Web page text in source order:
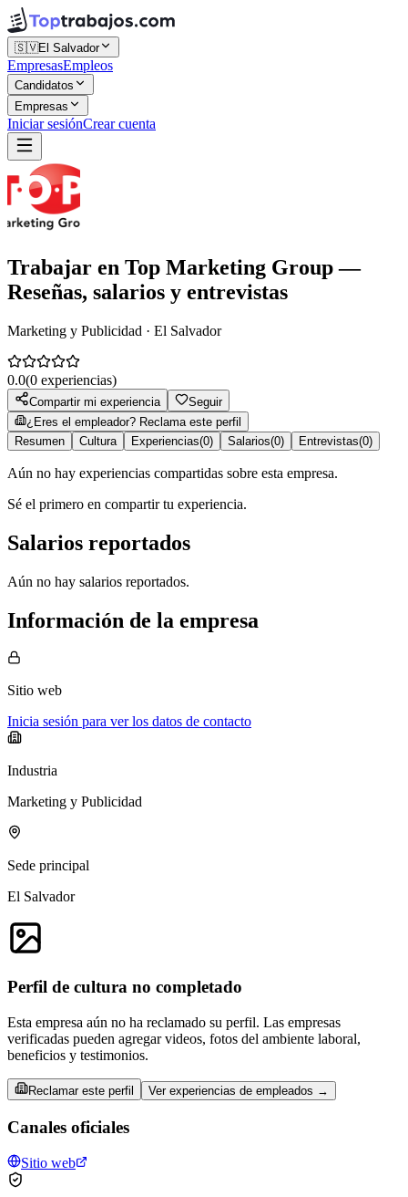
🇸🇻El Salvador
EmpresasEmpleos
Candidatos
Empresas
Iniciar sesiónCrear cuenta
Trabajar en Top Marketing Group—
Reseñas, salarios y entrevistas
Marketing y Publicidad · El Salvador
0.0(0 experiencias)
Compartir mi experiencia
Seguir
¿Eres el empleador? Reclama este perfil
Resumen
Cultura Experiencias(0) Salarios(0) Entrevistas(0)
Aún no hay experiencias compartidas sobre esta empresa.
Sé el primero en compartir tu experiencia.
Salarios reportados
Aún no hay salarios reportados.
Información de la empresa
Sitio web
Inicia sesión para ver los datos de contacto
Industria
Marketing y Publicidad
Sede principal
El Salvador
Perfil de cultura no completado
Esta empresa aún no ha reclamado su perfil. Las empresas
verificadas pueden agregar videos, fotos del ambiente laboral,
beneficios y testimonios.
Reclamar este perfil Ver experiencias de empleados →
Canales oficiales
Sitio web